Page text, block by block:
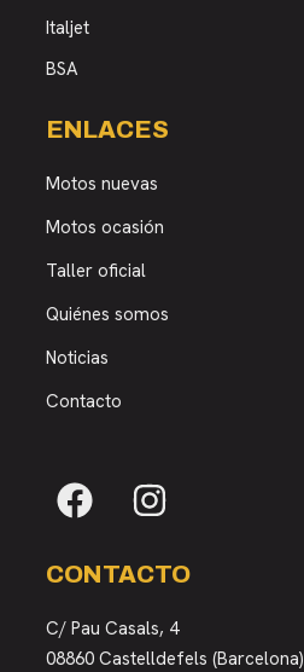
Italjet
BSA
ENLACES
Motos nuevas
Motos ocasión
Taller oficial
Quiénes somos
Noticias
Contacto
CONTACTO
C/ Pau Casals, 4
08860 Castelldefels (Barcelona)